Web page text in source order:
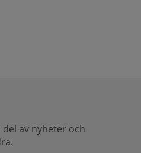
av nyheter och